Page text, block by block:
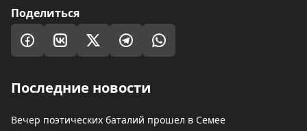
Поделиться
Последние новости
Вечер поэтических баталий прошел в Семее